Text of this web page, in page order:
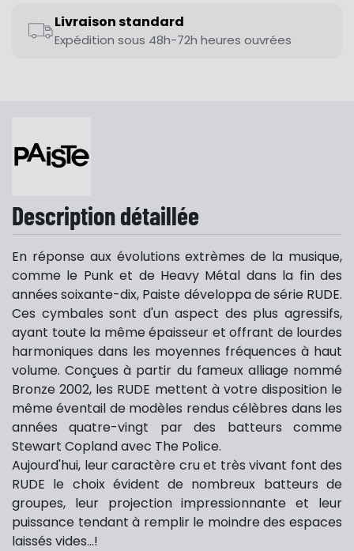
Livraison standard
Expédition sous 48h-72h heures ouvrées
Description détaillée
En réponse aux évolutions extrèmes de la musique,
comme le Punk et de Heavy Métal dans la fin des
années soixante-dix, Paiste développa de série RUDE.
Ces cymbales sont d'un aspect des plus agressifs,
ayant toute la même épaisseur et offrant de lourdes
harmoniques dans les moyennes fréquences à haut
volume. Conçues à partir du fameux alliage nommé
Bronze 2002, les RUDE mettent à votre disposition le
même éventail de modèles rendus célèbres dans les
années quatre-vingt par des batteurs comme
Stewart Copland avec The Police.
Aujourd'hui, leur caractère cru et très vivant font des
RUDE le choix évident de nombreux batteurs de
groupes, leur projection impressionnante et leur
puissance tendant à remplir le moindre des espaces
laissés vides...!